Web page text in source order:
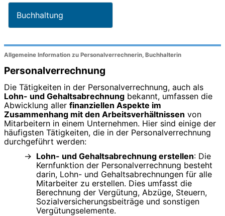
Buchhaltung
Allgemeine Information zu Personalverrechnerin, Buchhalterin
Personalverrechnung
Die Tätigkeiten in der Personalverrechnung, auch als
Lohn- und Gehaltsabrechnung bekannt, umfassen die
Abwicklung aller finanziellen Aspekte im
Zusammenhang mit den Arbeitsverhältnissen von
Mitarbeitern in einem Unternehmen. Hier sind einige der
häufigsten Tätigkeiten, die in der Personalverrechnung
durchgeführt werden:
Lohn- und Gehaltsabrechnung erstellen: Die
Kernfunktion der Personalverrechnung besteht
darin, Lohn- und Gehaltsabrechnungen für alle
Mitarbeiter zu erstellen. Dies umfasst die
Berechnung der Vergütung, Abzüge, Steuern,
Sozialversicherungsbeiträge und sonstigen
Vergütungselemente.